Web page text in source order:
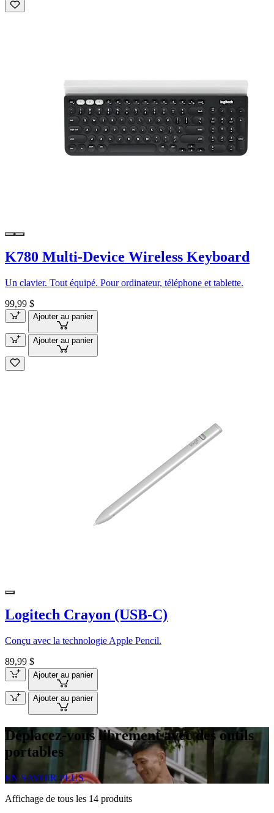
K780 Multi-Device Wireless Keyboard
Un clavier. Tout équipé. Pour ordinateur, téléphone et tablette.
99,99 $
Ajouter au panier
Ajouter au panier
Logitech Crayon (USB-C)
Conçu avec la technologie Apple Pencil.
89,99 $
Ajouter au panier
Ajouter au panier
Déplacez-vous librement avec des outils
portables
EN SAVOIR PLUS
Affichage de tous les 14 produits